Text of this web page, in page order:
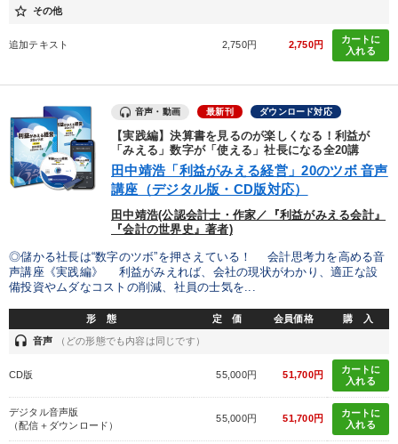
star_border その他
追加テキスト 2,750円 2,750円
カートに
入れる
音声・動画 最新刊 ダウンロード対応
【実践編】決算書を見るのが楽しくなる！利益が
「みえる」数字が「使える」社長になる全20講
田中靖浩「利益がみえる経営」20のツボ 音声
講座（デジタル版・CD版対応）
田中靖浩(公認会計士・作家／『利益がみえる会計』
『会計の世界史』著者)
◎儲かる社長は“数字のツボ”を押さえている！ 会計思考力を高める音
声講座《実践編》 利益がみえれば、会社の現状がわかり、適正な設
備投資やムダなコストの削減、社員の士気を...
形 態 定 価 会員価格 購 入
headset 音声 （どの形態でも内容は同じです）
CD版 55,000円 51,700円
カートに
入れる
デジタル音声版
（配信＋ダウンロード）
55,000円 51,700円
カートに
入れる